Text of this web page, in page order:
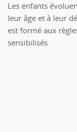
Les enfants
leur âge et à leur
est formé aux
sensibilisés.